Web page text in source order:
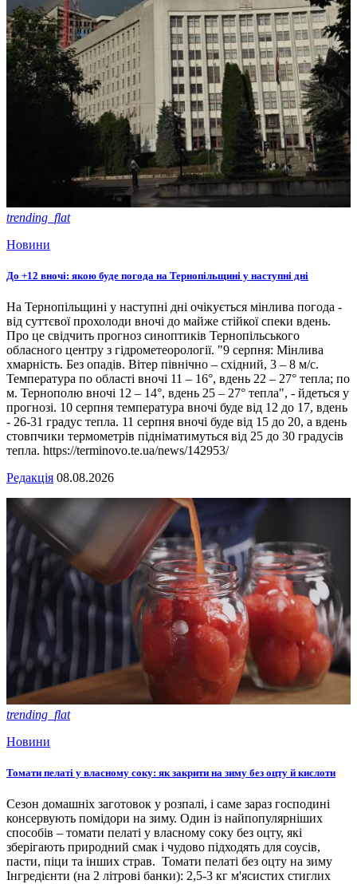
trending_flat
Новини
До +12 вночі: якою буде погода на Тернопільщині у наступні дні
На Тернопільщині у наступні дні очікується мінлива погода -
від суттєвої прохолоди вночі до майже стійкої спеки вдень.
Про це свідчить прогноз синоптиків Тернопільського
обласного центру з гідрометеорології. "9 серпня: Мінлива
хмарність. Без опадів. Вітер північно – східний, 3 – 8 м/с.
Температура по області вночі 11 – 16°, вдень 22 – 27° тепла; по
м. Тернополю вночі 12 – 14°, вдень 25 – 27° тепла", - йдеться у
прогнозі. 10 серпня температура вночі буде від 12 до 17, вдень
- 26-31 градус тепла. 11 серпня вночі буде від 15 до 20, а вдень
стовпчики термометрів підніматимуться від 25 до 30 градусів
тепла. https://terminovo.te.ua/news/142953/
Редакція 08.08.2026
trending_flat
Новини
Томати пелаті у власному соку: як закрити на зиму без оцту й кислоти
Сезон домашніх заготовок у розпалі, і саме зараз господині
консервують помідори на зиму. Один із найпопулярніших
способів – томати пелаті у власному соку без оцту, які
зберігають природний смак і чудово підходять для соусів,
пасти, піци та інших страв. Томати пелаті без оцту на зиму
Інгредієнти (на 2 літрові банки): 2,5-3 кг м'ясистих стиглих